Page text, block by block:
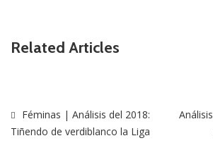
Related Articles
Féminas | Análisis del 2018:
Tiñendo de verdiblanco la Liga